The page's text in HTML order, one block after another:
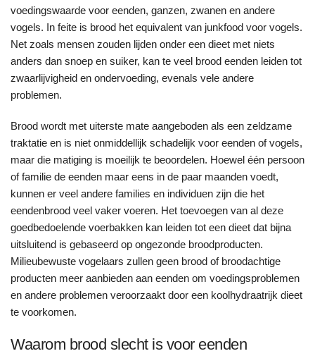
voedingswaarde voor eenden, ganzen, zwanen en andere
vogels. In feite is brood het equivalent van junkfood voor vogels.
Net zoals mensen zouden lijden onder een dieet met niets
anders dan snoep en suiker, kan te veel brood eenden leiden tot
zwaarlijvigheid en ondervoeding, evenals vele andere
problemen.
Brood wordt met uiterste mate aangeboden als een zeldzame
traktatie en is niet onmiddellijk schadelijk voor eenden of vogels,
maar die matiging is moeilijk te beoordelen. Hoewel één persoon
of familie de eenden maar eens in de paar maanden voedt,
kunnen er veel andere families en individuen zijn die het
eendenbrood veel vaker voeren. Het toevoegen van al deze
goedbedoelende voerbakken kan leiden tot een dieet dat bijna
uitsluitend is gebaseerd op ongezonde broodproducten.
Milieubewuste vogelaars zullen geen brood of broodachtige
producten meer aanbieden aan eenden om voedingsproblemen
en andere problemen veroorzaakt door een koolhydraatrijk dieet
te voorkomen.
Waarom brood slecht is voor eenden